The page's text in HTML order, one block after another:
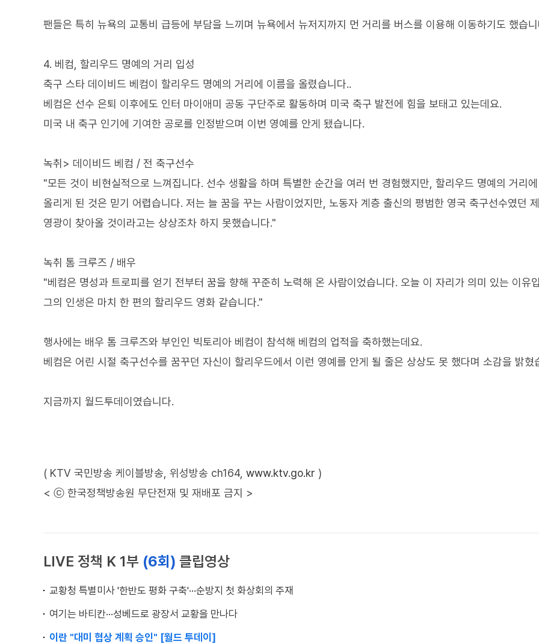
팬들은 특히 뉴욕의 교통비 급등에 부담을 느끼며 뉴욕에서 뉴저지까지 먼 거리를 버스를 이용해 이동하기도 했습
4. 베컴, 할리우드 명예의 거리 입성
축구 스타 데이비드 베컴이 할리우드 명예의 거리에 이름을 올렸습니다..
베컴은 선수 은퇴 이후에도 인터 마이애미 공동 구단주로 활동하며 미국 축구 발전에 힘을 보태고 있는데요.
미국 내 축구 인기에 기여한 공로를 인정받으며 이번 영예를 안게 됐습니다.
녹취> 데이비드 베컴 / 전 축구선수
"모든 것이 비현실적으로 느껴집니다. 선수 생활을 하며 특별한 순간을 여러 번 경험했지만, 할리우드 명예의 거리
올리게 된 것은 믿기 어렵습니다. 저는 늘 꿈을 꾸는 사람이었지만, 노동자 계층 출신의 평범한 영국 축구선수였던
영광이 찾아올 것이라고는 상상조차 하지 못했습니다."
녹취 톰 크루즈 / 배우
"베컴은 명성과 트로피를 얻기 전부터 꿈을 향해 꾸준히 노력해 온 사람이었습니다. 오늘 이 자리가 의미 있는 이유
그의 인생은 마치 한 편의 할리우드 영화 같습니다."
행사에는 배우 톰 크루즈와 부인인 빅토리아 베컴이 참석해 베컴의 업적을 축하했는데요.
베컴은 어린 시절 축구선수를 꿈꾸던 자신이 할리우드에서 이런 영예를 안게 될 줄은 상상도 못 했다며 소감을 밝혔
지금까지 월드투데이였습니다.
( KTV 국민방송 케이블방송, 위성방송 ch164, www.ktv.go.kr )
< ⓒ 한국정책방송원 무단전재 및 재배포 금지 >
LIVE 정책 K 1부 (6회) 클립영상
교황청 특별미사 '한반도 평화 구축'···순방지 첫 화상회의 주재
여기는 바티칸···성베드로 광장서 교황을 만나다
이란 "대미 협상 계획 승인" [월드 투데이]